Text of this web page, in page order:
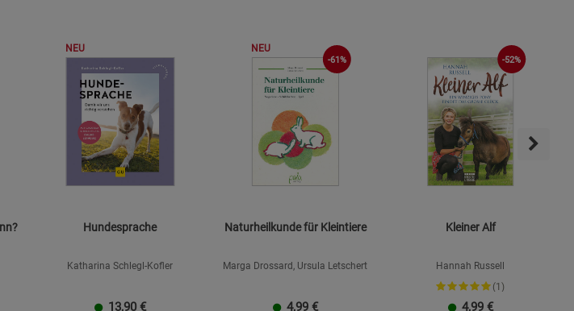
NEU
Hundesprache
Katharina Schlegl-Kofler
13,90 €
NEU
-61%
Naturheilkunde für Kleintiere
Marga Drossard, Ursula Letschert
4,99 €
-52%
Kleiner Alf
Hannah Russell
(1)
4,99 €
(3) Marketing Cookies
anzeigen
Datenschutzerklärung Impressum